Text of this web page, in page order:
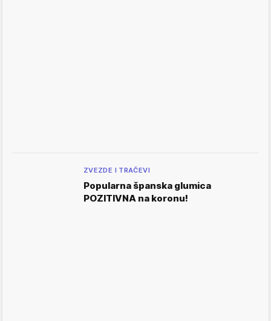
ZVEZDE I TRAČEVI
Popularna španska glumica
POZITIVNA na koronu!